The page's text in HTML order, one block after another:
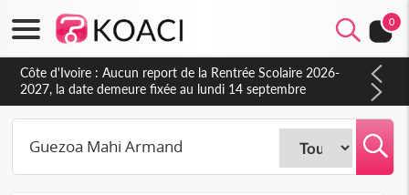
0
Côte d'Ivoire : Aucun report de la Rentrée Scolaire 2026-
2027, la date demeure fixée au lundi 14 septembre
(Ministère)